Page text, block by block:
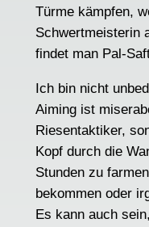
Türme kämpfen,
Schwertmeisterin
findet man Pal-
Ich bin nicht
Aiming ist
Riesentaktiker,
Kopf durch die
Stunden zu
bekommen oder
Es kann auch